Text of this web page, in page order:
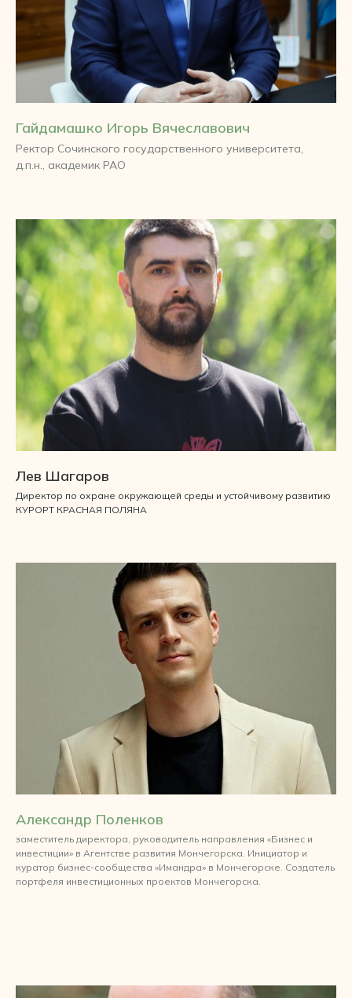
Гайдамашко Игорь Вячеславович
Ректор Сочинского государственного университета,
д.п.н., академик РАО
Лев Шагаров
Директор по охране окружающей среды и устойчивому развитию
КУРОРТ КРАСНАЯ ПОЛЯНА
Александр Поленков
заместитель директора, руководитель направления «Бизнес и
инвестиции» в Агентстве развития Мончегорска. Инициатор и
куратор бизнес-сообщества «Имандра» в Мончегорске. Создатель
портфеля инвестиционных проектов Мончегорска.